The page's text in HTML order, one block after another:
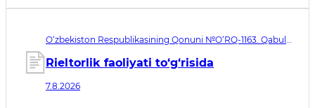
O‘zbekiston Respublikasining Qonuni №O‘RQ-1163. Qabul
Rieltorlik faoliyati to‘g‘risida
7.8.2026